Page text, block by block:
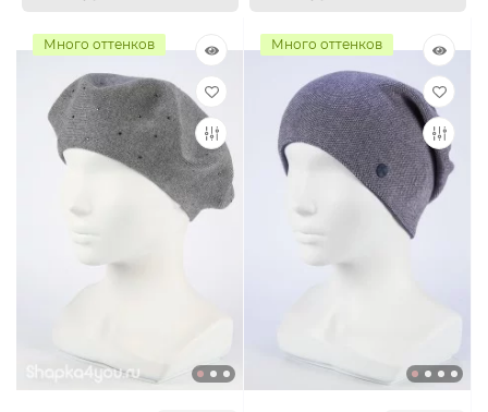
Много оттенков Много оттенков